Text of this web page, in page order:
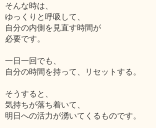
そんな時は、
ゆっくりと呼吸して、
自分の内側を見直す時間が
必要です。
一日一回でも、
自分の時間を持って、リセットする。
そうすると、
気持ちが落ち着いて、
明日への活力が湧いてくるものです。